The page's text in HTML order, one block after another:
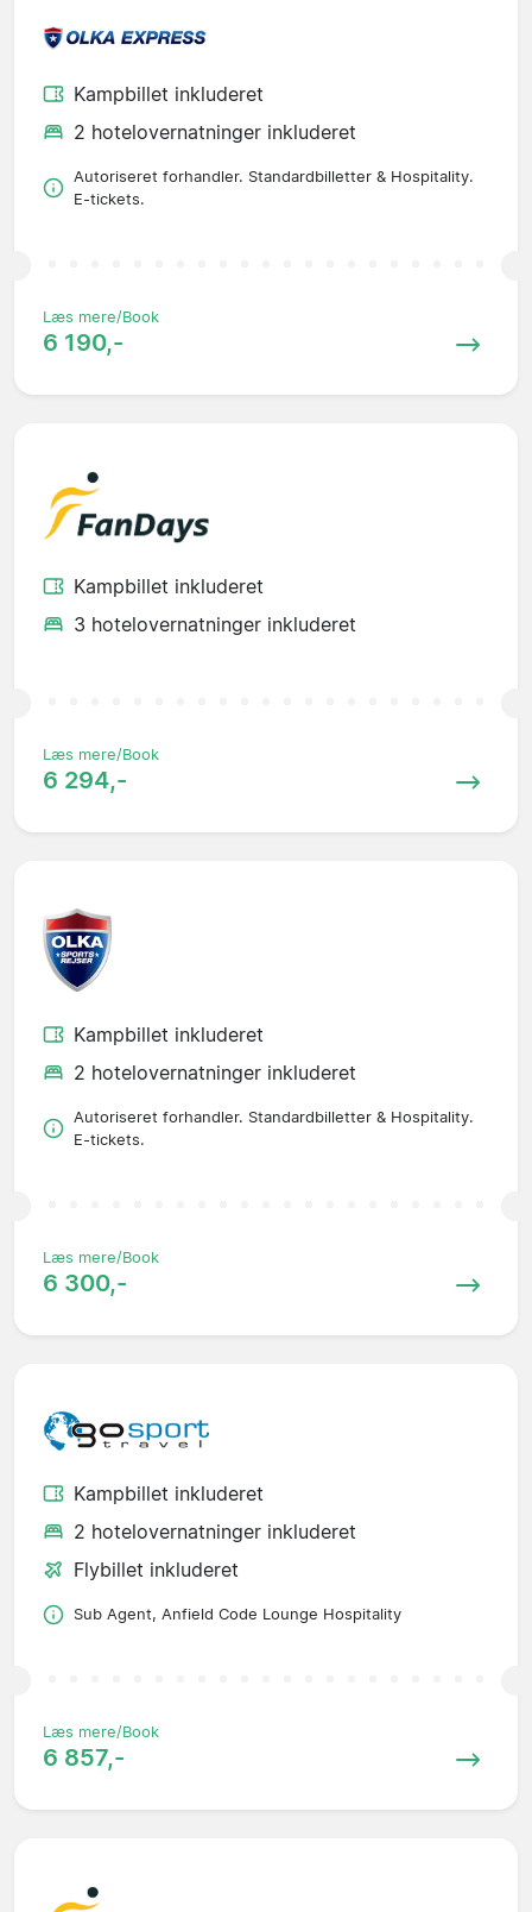
Kampbillet inkluderet
2 hotelovernatninger inkluderet
Autoriseret forhandler. Standardbilletter & Hospitality.
E-tickets.
Læs mere/Book
6 190,-
Kampbillet inkluderet
3 hotelovernatninger inkluderet
Læs mere/Book
6 294,-
Kampbillet inkluderet
2 hotelovernatninger inkluderet
Autoriseret forhandler. Standardbilletter & Hospitality.
E-tickets.
Læs mere/Book
6 300,-
Kampbillet inkluderet
2 hotelovernatninger inkluderet
Flybillet inkluderet
Sub Agent, Anfield Code Lounge Hospitality
Læs mere/Book
6 857,-